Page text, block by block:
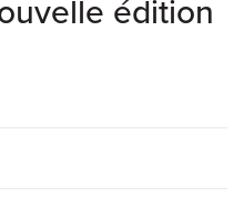
édition